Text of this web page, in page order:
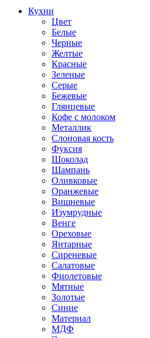
Кухни
Цвет
Белые
Черные
Желтые
Красные
Зеленые
Серые
Бежевые
Глянцевые
Кофе с молоком
Металлик
Слоновая кость
Фуксия
Шоколад
Шампань
Оливковые
Оранжевые
Вишневые
Изумрудные
Венге
Ореховые
Янтарные
Сиреневые
Салатовые
Фиолетовые
Мятные
Золотые
Синие
Материал
МДФ